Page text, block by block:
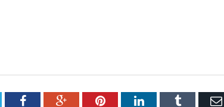
FacebookGoogle+PinterestLinkedInTumblr